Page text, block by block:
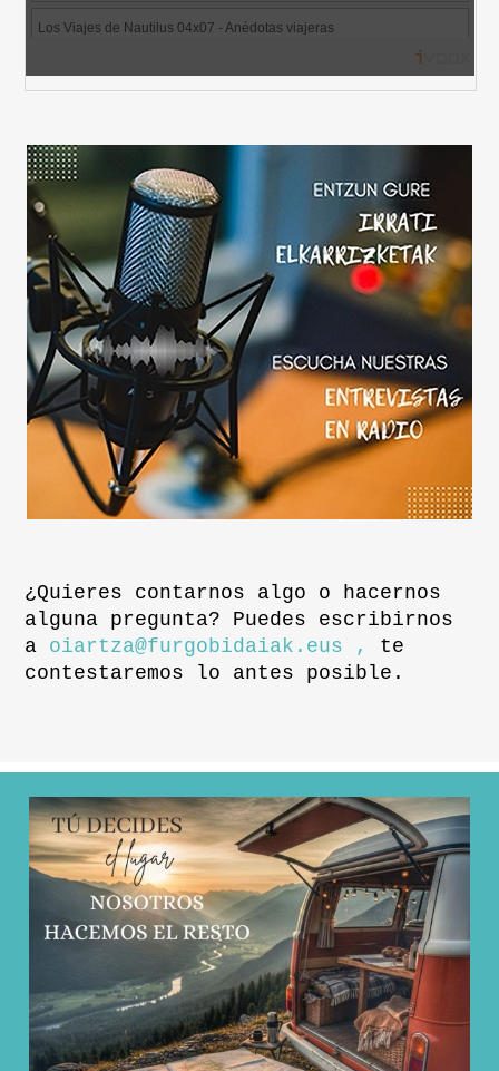
¿Quieres contarnos algo o hacernos
alguna pregunta? Puedes escribirnos
a oiartza@furgobidaiak.eus ,
te
contestaremos lo antes posible.